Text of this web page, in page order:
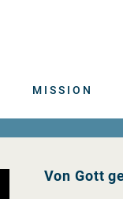
MISSION
Von Gott